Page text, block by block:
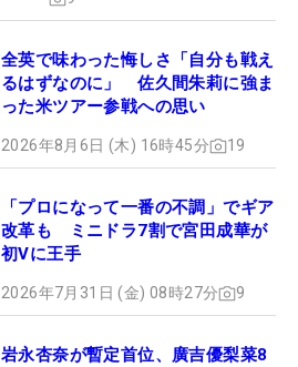
全英で味わった悔しさ「自分も戦え
るはずなのに」 佐久間朱莉に強ま
った米ツアー参戦への思い
2026年8月6日 (木) 16時45分 19
「プロになって一番の不調」でギア
改革も ミニドラ7割で宮田成華が
初Vに王手
2026年7月31日 (金) 08時27分 9
岩永杏奈が暫定首位、廣吉優梨菜8